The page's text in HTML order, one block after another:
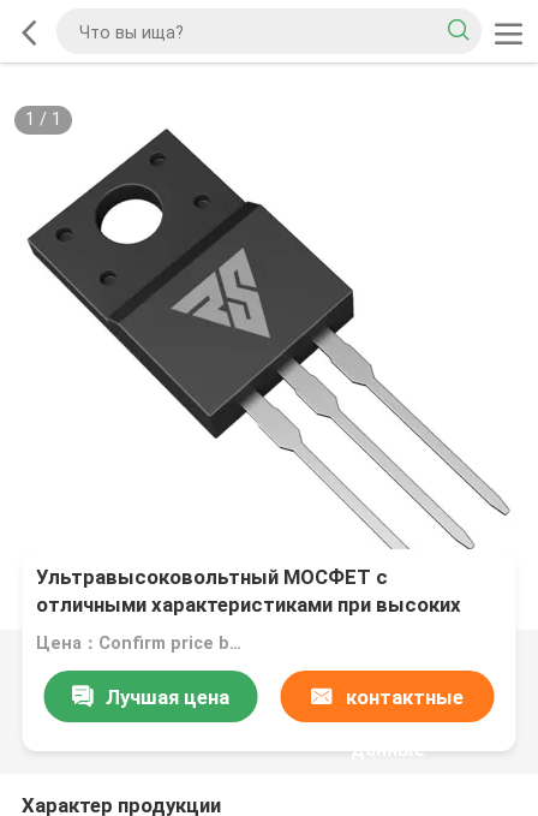
1 / 1
Ультравысоковольтный МОСФЕТ с
отличными характеристиками при высоких
температурах
Цена：Confirm price based on product
Лучшая цена контактные
данные
Характер продукции